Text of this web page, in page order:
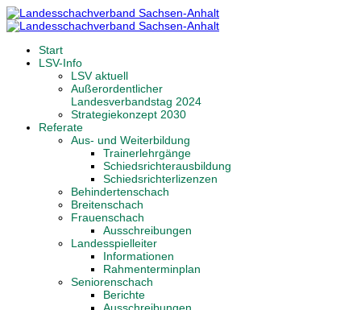
Start
LSV-Info
LSV aktuell
Außerordentlicher
Landesverbandstag 2024
Strategiekonzept 2030
Referate
Aus- und Weiterbildung
Trainerlehrgänge
Schiedsrichterausbildung
Schiedsrichterlizenzen
Behindertenschach
Breitenschach
Frauenschach
Ausschreibungen
Landesspielleiter
Informationen
Rahmenterminplan
Seniorenschach
Berichte